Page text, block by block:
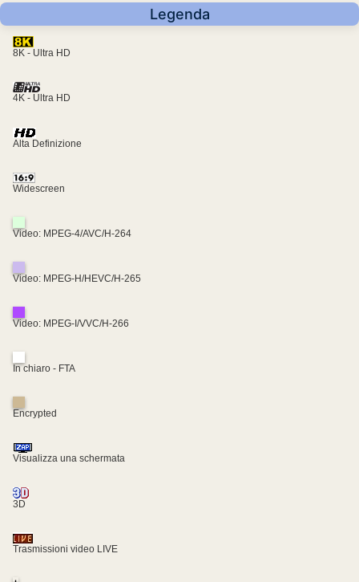
Legenda
8K - Ultra HD
4K - Ultra HD
Alta Definizione
Widescreen
Video: MPEG-4/AVC/H-264
Video: MPEG-H/HEVC/H-265
Video: MPEG-I/VVC/H-266
In chiaro - FTA
Encrypted
Visualizza una schermata
3D
Trasmissioni video LIVE